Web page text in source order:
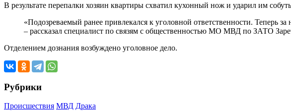
В результате перепалки хозяин квартиры схватил кухонный нож и ударил им
«Подозреваемый ранее привлекался к уголовной ответственности. Теперь
– рассказал специалист по связям с общественностью МО МВД по ЗАТО
Отделением дознания возбуждено уголовное дело.
Рубрики
Происшествия МВД Драка